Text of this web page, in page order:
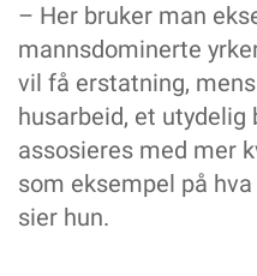
– Her bruker man
mannsdominerte
vil få erstatning,
husarbeid, et
assosieres med mer
som eksempel på
sier hun.